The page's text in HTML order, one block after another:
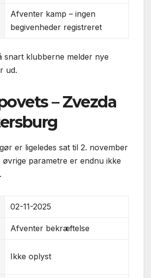
Afventer kamp – ingen
begivenheder registreret
snart klubberne melder nye
ud.
– Zvezda
er ligeledes sat til 2. november
øvrige parametre er endnu ikke
02-11-2025
Afventer bekræftelse
Ikke oplyst